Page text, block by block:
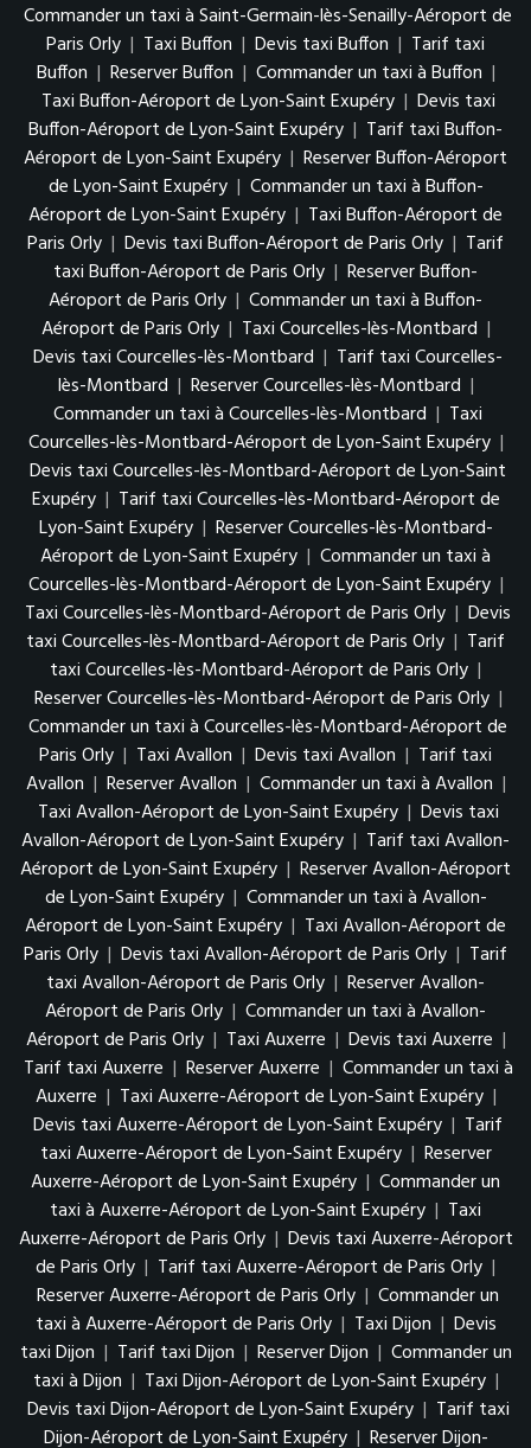
Commander un taxi à Saint-Germain-lès-Senailly-Aéroport de
Paris Orly | Taxi Buffon | Devis taxi Buffon | Tarif taxi
Buffon | Reserver Buffon | Commander un taxi à Buffon |
Taxi Buffon-Aéroport de Lyon-Saint Exupéry | Devis taxi
Buffon-Aéroport de Lyon-Saint Exupéry | Tarif taxi Buffon-
Aéroport de Lyon-Saint Exupéry | Reserver Buffon-Aéroport
de Lyon-Saint Exupéry | Commander un taxi à Buffon-
Aéroport de Lyon-Saint Exupéry | Taxi Buffon-Aéroport de
Paris Orly | Devis taxi Buffon-Aéroport de Paris Orly | Tarif
taxi Buffon-Aéroport de Paris Orly | Reserver Buffon-
Aéroport de Paris Orly | Commander un taxi à Buffon-
Aéroport de Paris Orly | Taxi Courcelles-lès-Montbard |
Devis taxi Courcelles-lès-Montbard | Tarif taxi Courcelles-
lès-Montbard | Reserver Courcelles-lès-Montbard |
Commander un taxi à Courcelles-lès-Montbard | Taxi
Courcelles-lès-Montbard-Aéroport de Lyon-Saint Exupéry |
Devis taxi Courcelles-lès-Montbard-Aéroport de Lyon-Saint
Exupéry | Tarif taxi Courcelles-lès-Montbard-Aéroport de
Lyon-Saint Exupéry | Reserver Courcelles-lès-Montbard-
Aéroport de Lyon-Saint Exupéry | Commander un taxi à
Courcelles-lès-Montbard-Aéroport de Lyon-Saint Exupéry |
Taxi Courcelles-lès-Montbard-Aéroport de Paris Orly | Devis
taxi Courcelles-lès-Montbard-Aéroport de Paris Orly | Tarif
taxi Courcelles-lès-Montbard-Aéroport de Paris Orly |
Reserver Courcelles-lès-Montbard-Aéroport de Paris Orly |
Commander un taxi à Courcelles-lès-Montbard-Aéroport de
Paris Orly | Taxi Avallon | Devis taxi Avallon | Tarif taxi
Avallon | Reserver Avallon | Commander un taxi à Avallon |
Taxi Avallon-Aéroport de Lyon-Saint Exupéry | Devis taxi
Avallon-Aéroport de Lyon-Saint Exupéry | Tarif taxi Avallon-
Aéroport de Lyon-Saint Exupéry | Reserver Avallon-Aéroport
de Lyon-Saint Exupéry | Commander un taxi à Avallon-
Aéroport de Lyon-Saint Exupéry | Taxi Avallon-Aéroport de
Paris Orly | Devis taxi Avallon-Aéroport de Paris Orly | Tarif
taxi Avallon-Aéroport de Paris Orly | Reserver Avallon-
Aéroport de Paris Orly | Commander un taxi à Avallon-
Aéroport de Paris Orly | Taxi Auxerre | Devis taxi Auxerre |
Tarif taxi Auxerre | Reserver Auxerre | Commander un taxi à
Auxerre | Taxi Auxerre-Aéroport de Lyon-Saint Exupéry |
Devis taxi Auxerre-Aéroport de Lyon-Saint Exupéry | Tarif
taxi Auxerre-Aéroport de Lyon-Saint Exupéry | Reserver
Auxerre-Aéroport de Lyon-Saint Exupéry | Commander un
taxi à Auxerre-Aéroport de Lyon-Saint Exupéry | Taxi
Auxerre-Aéroport de Paris Orly | Devis taxi Auxerre-Aéroport
de Paris Orly | Tarif taxi Auxerre-Aéroport de Paris Orly |
Reserver Auxerre-Aéroport de Paris Orly | Commander un
taxi à Auxerre-Aéroport de Paris Orly | Taxi Dijon | Devis
taxi Dijon | Tarif taxi Dijon | Reserver Dijon | Commander un
taxi à Dijon | Taxi Dijon-Aéroport de Lyon-Saint Exupéry |
Devis taxi Dijon-Aéroport de Lyon-Saint Exupéry | Tarif taxi
Dijon-Aéroport de Lyon-Saint Exupéry | Reserver Dijon-